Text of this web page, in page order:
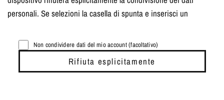
personali. Se selezioni la casella di spunta e inserisci un
Non condividere dati del mio account (facoltativo)
Rifiuta esplicitamente